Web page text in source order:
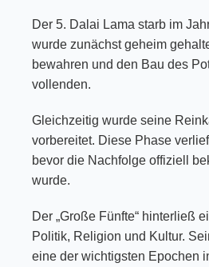
Der 5. Dalai Lama starb im
wurde zunächst geheim
bewahren und den Bau des
vollenden.
Gleichzeitig wurde seine
vorbereitet. Diese Phase
bevor die Nachfolge offiziell
wurde.
Der „Große Fünfte“ hinterließ
Politik, Religion und Kultur.
eine der wichtigsten Epochen